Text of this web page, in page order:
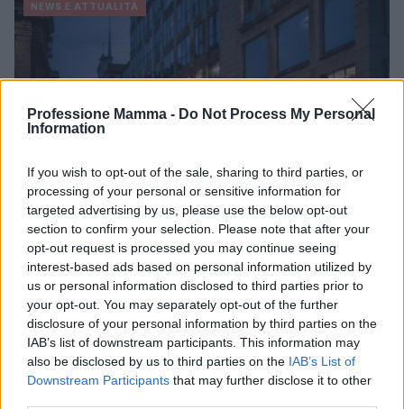
Professione Mamma - Do Not Process My Personal
Information
If you wish to opt-out of the sale, sharing to third parties, or
processing of your personal or sensitive information for
targeted advertising by us, please use the below opt-out
section to confirm your selection. Please note that after your
opt-out request is processed you may continue seeing
interest-based ads based on personal information utilized by
us or personal information disclosed to third parties prior to
your opt-out. You may separately opt-out of the further
disclosure of your personal information by third parties on the
IAB’s list of downstream participants. This information may
also be disclosed by us to third parties on the IAB’s List of
Downstream Participants that may further disclose it to other
NEWS E ATTUALITÀ
ICA Milano presenta mostre, concerti e letture per
l’autunno 2026
Matteo Pellegrino · 6 Ago 2026